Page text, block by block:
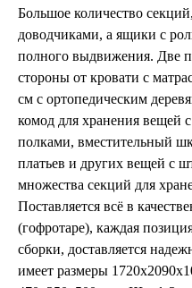
Большое количество
доводчиками, а ящики с
полного выдвижения. Две
стороны от кровати с
см с ортопедическим
комод для хранения вещей
полками, вместительный
платьев и других вещей с
множества секций для
Поставляется всё в
(гофротаре), каждая
сборки, доставляется
имеет размеры